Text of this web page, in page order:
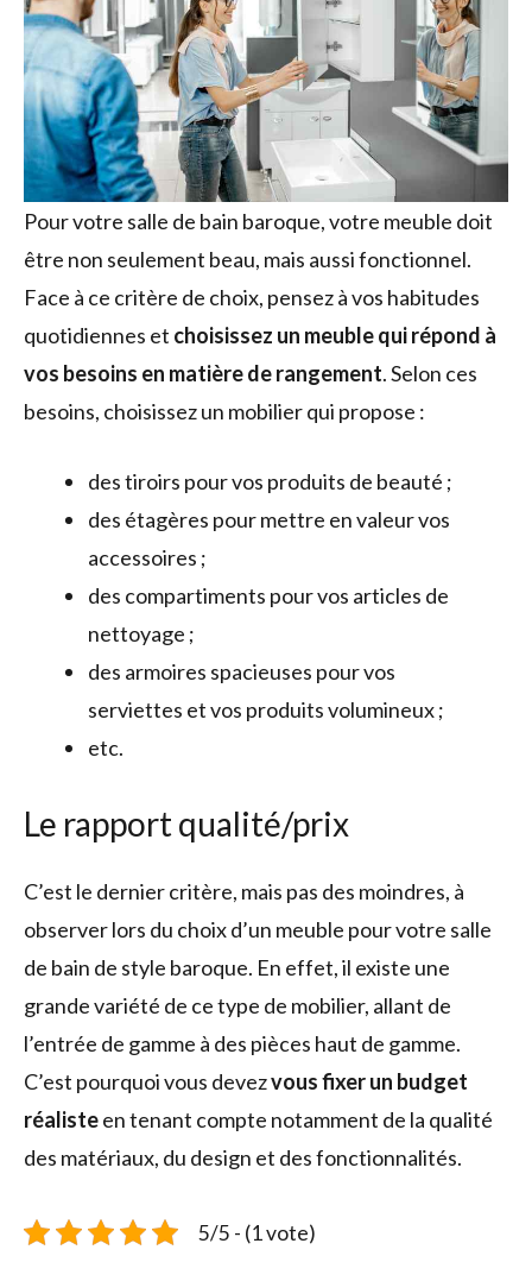
Pour votre salle de bain baroque, votre meuble doit
être non seulement beau, mais aussi fonctionnel.
Face à ce critère de choix, pensez à vos habitudes
quotidiennes et choisissez un meuble qui répond à
vos besoins en matière de rangement. Selon ces
besoins, choisissez un mobilier qui propose :
des tiroirs pour vos produits de beauté ;
des étagères pour mettre en valeur vos
accessoires ;
des compartiments pour vos articles de
nettoyage ;
des armoires spacieuses pour vos
serviettes et vos produits volumineux ;
etc.
Le rapport qualité/prix
C’est le dernier critère, mais pas des moindres, à
observer lors du choix d’un meuble pour votre salle
de bain de style baroque. En effet, il existe une
grande variété de ce type de mobilier, allant de
l’entrée de gamme à des pièces haut de gamme.
C’est pourquoi vous devezvous fixer un budget
réalisteen tenant compte notamment de la qualité
des matériaux, du design et des fonctionnalités.
5/5 - (1 vote)